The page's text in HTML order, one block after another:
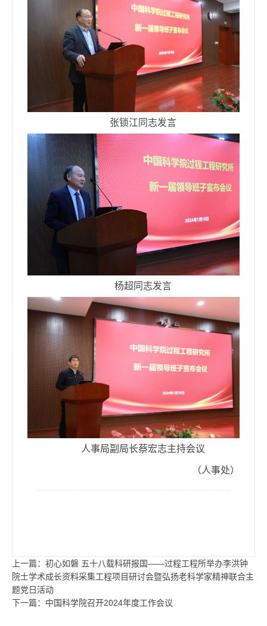
张锁江同志发言
杨超同志发言
人事局副局长蔡宏志主持会议
（人事处）
上一篇：初心如磐 五十八载科研报国——过程工程所举办李洪钟
院士学术成长资料采集工程项目研讨会暨弘扬老科学家精神联合主
题党日活动
下一篇：中国科学院召开2024年度工作会议